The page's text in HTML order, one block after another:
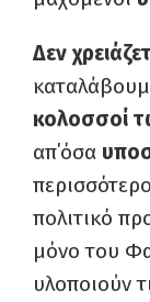
Δεν
κολοσσοί
απ΄όσα
πολιτικό
μόνο του
υλοποιούν